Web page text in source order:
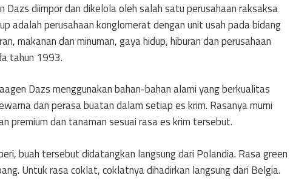
Dazs diimpor dan dikelola oleh salah satu perusahaan raksaksa
adalah perusahaan konglomerat dengan unit usah pada bidang
makanan dan minuman, gaya hidup, hiburan dan perusahaan
tahun 1993.
Dazs menggunakan bahan-bahan alami yang berkualitas
dan perasa buatan dalam setiap es krim. Rasanya murni
premium dan tanaman sesuai rasa es krim tersebut.
buah tersebut didatangkan langsung dari Polandia. Rasa green
Untuk rasa coklat, coklatnya dihadirkan langsung dari Belgia.